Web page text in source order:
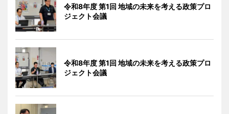
令和8年度 第1回 地域の未来を考える政策プロ
ジェクト会議
令和8年度 第1回 地域の未来を考える政策プロ
ジェクト会議